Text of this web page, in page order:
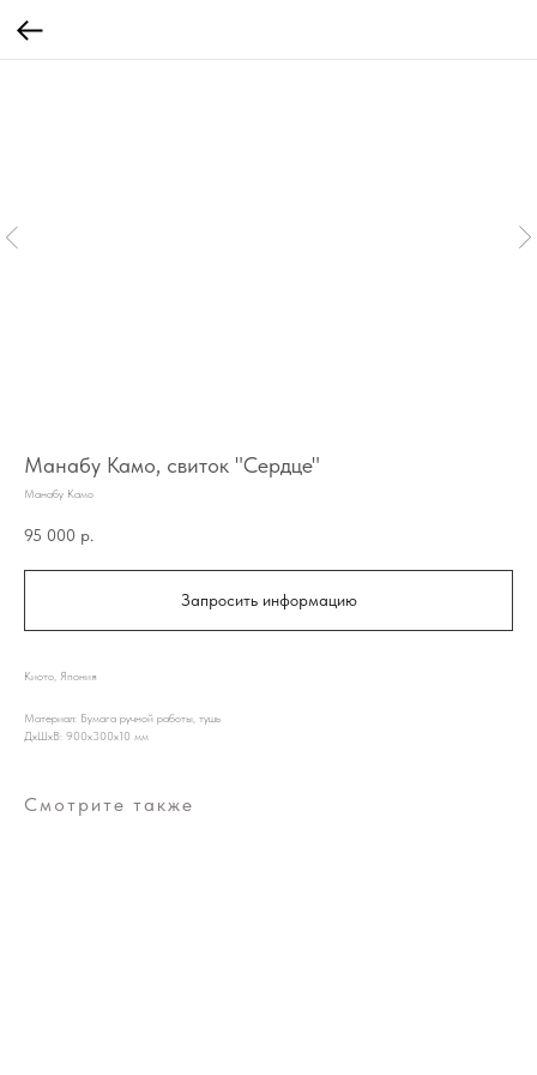
Манабу Камо, свиток "Сердце"
Манабу Камо
95 000 р.
Запросить информацию
Киото, Япония
Материал: Бумага ручной работы, тушь
ДxШxВ: 900x300x10 мм
Смотрите также